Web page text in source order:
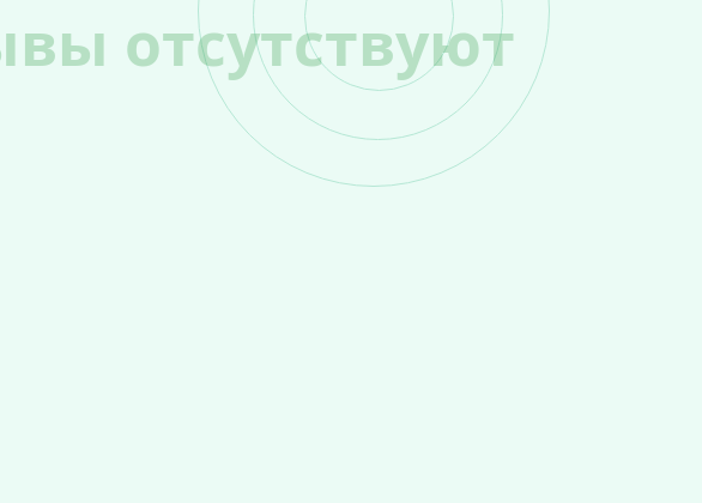
отсутствуют